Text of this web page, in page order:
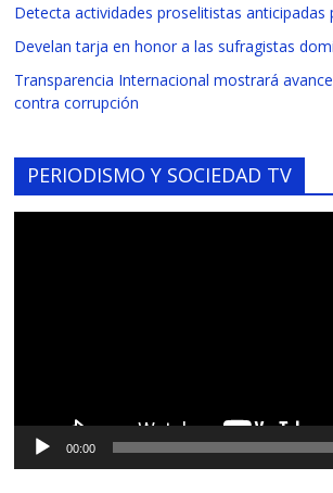
Detecta actividades proselitistas anticipadas
Develan tarja en honor a las sufragistas
Transparencia Internacional mostrará
contra corrupción
PERIODISMO Y SOCIEDAD TV
00:00